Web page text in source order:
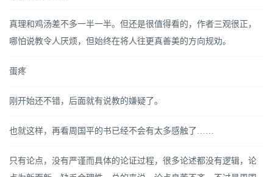
真理和鸡汤差不多一半一半。但还是很值得看的，作者三观很正，
哪怕说教令人厌烦，但始终在将人往更真善美的方向规劝。
蛋疼
刚开始还不错，后面就有说教的嫌疑了。
也就这样，再看周国平的书已经不会有太多感触了……
只有论点，没有严谨而具体的论证过程，很多论述都没有逻辑，论